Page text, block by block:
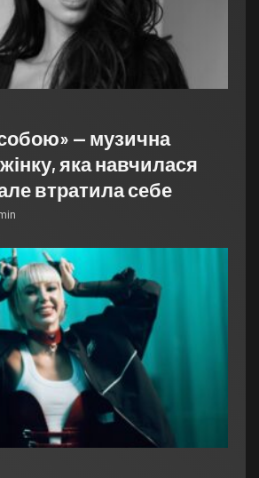
— музична
жінку, яка навчилася
втратила себе